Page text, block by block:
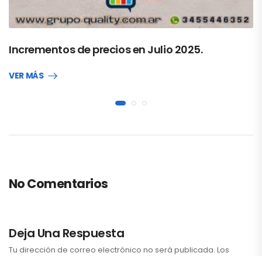
Incrementos de precios en Julio 2025.
VER MÁS
No Comentarios
Deja Una Respuesta
Tu dirección de correo electrónico no será publicada. Los